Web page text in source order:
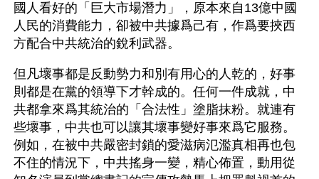
國人看好的「巨大市場潛力」，原本來自13億中國
人民的消費能力，卻被中共據爲己有，作爲要挾西
方配合中共統治的銳利武器。
但凡壞事都是反動勢力和別有用心的人乾的，好事
則都是在黨的領導下才幹成的。任何一件成就，中
共都拿來爲其統治的「合法性」塗脂抹粉。就連有
些壞事，中共也可以讓其壞事變好事來爲它服務。
例如，在被中共嚴密封鎖的愛滋病氾濫真相再也包
不住的情況下，中共搖身一變，精心佈置，動用從